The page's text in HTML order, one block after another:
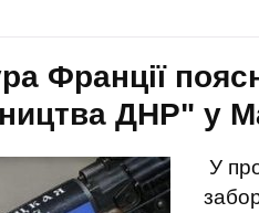
Франції
ДНР" у
У